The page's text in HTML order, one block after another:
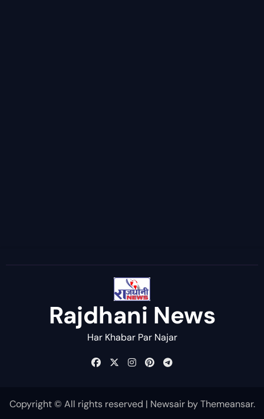
Rajdhani News
Har Khabar Par Najar
Copyright © All rights reserved | NewsairbyThemeansar.